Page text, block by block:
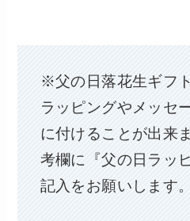
※父の日落花生ギフ
ラッピングやメッセ
に付けることが出来
考欄に『父の日ラッ
記入をお願いします。